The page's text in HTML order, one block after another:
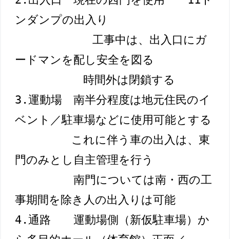
ンダンプの出入り
工事中は、出入口にガ
ードマンを配し安全を図る
時間外は閉鎖する
3.運動場　南半分程度は地元住民のイ
ベント／駐車場などに使用可能とする
これに伴う車の出入は、東
門のみとし自主管理を行う
南門については南・西の工
事期間を除き人の出入りは可能
4.通路　　運動場側（新仮駐車場）か